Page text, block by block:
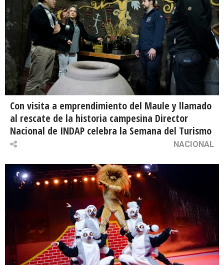
Con visita a emprendimiento del Maule y llamado
al rescate de la historia campesina Director
Nacional de INDAP celebra la Semana del Turismo
NACIONAL